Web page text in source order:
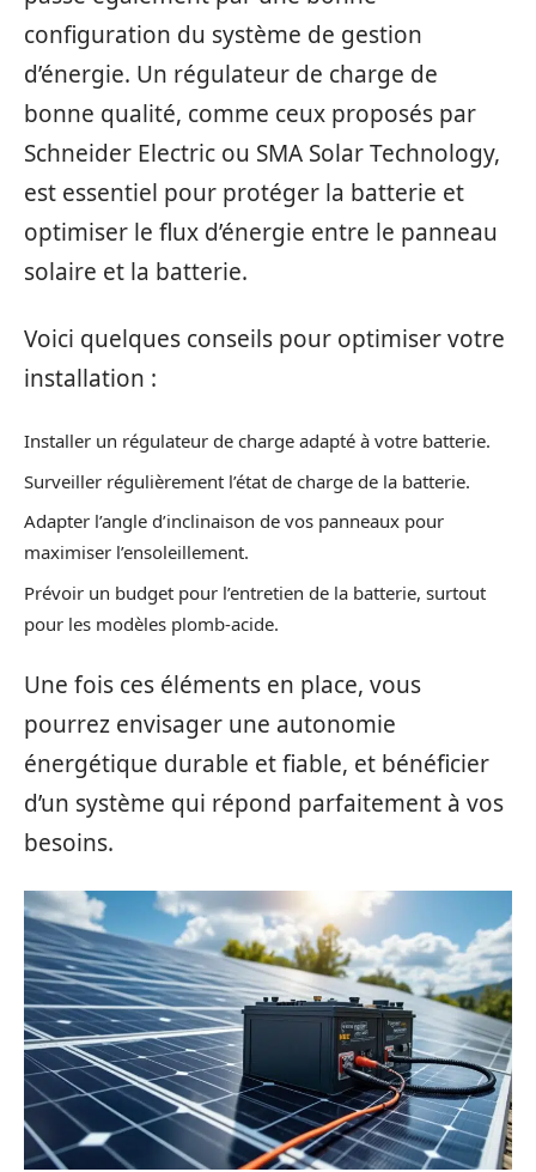
configuration du système de gestion
d’énergie. Un régulateur de charge de
bonne qualité, comme ceux proposés par
Schneider Electric ou SMA Solar Technology,
est essentiel pour protéger la batterie et
optimiser le flux d’énergie entre le panneau
solaire et la batterie.
Voici quelques conseils pour optimiser votre
installation :
Installer un régulateur de charge adapté à votre batterie.
Surveiller régulièrement l’état de charge de la batterie.
Adapter l’angle d’inclinaison de vos panneaux pour
maximiser l’ensoleillement.
Prévoir un budget pour l’entretien de la batterie, surtout
pour les modèles plomb-acide.
Une fois ces éléments en place, vous
pourrez envisager une autonomie
énergétique durable et fiable, et bénéficier
d’un système qui répond parfaitement à vos
besoins.